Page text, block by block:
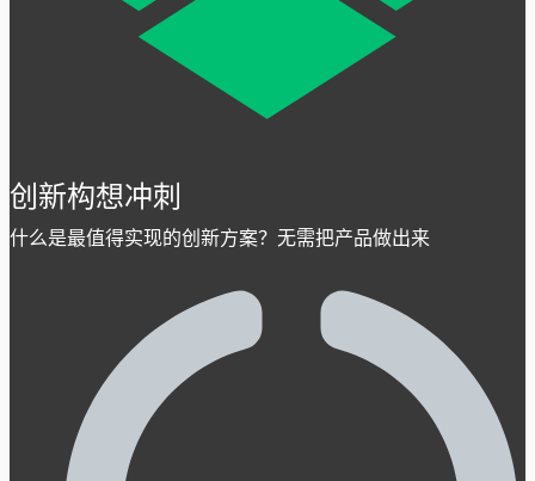
创新构想冲刺
什么是最值得实现的创新方案？无需把产品做出来